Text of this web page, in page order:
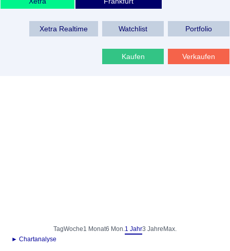
Xetra Realtime Watchlist Portfolio
Kaufen Verkaufen
TagWoche1 Monat6 Mon.1 Jahr3 Jahre Max.
► Chartanalyse